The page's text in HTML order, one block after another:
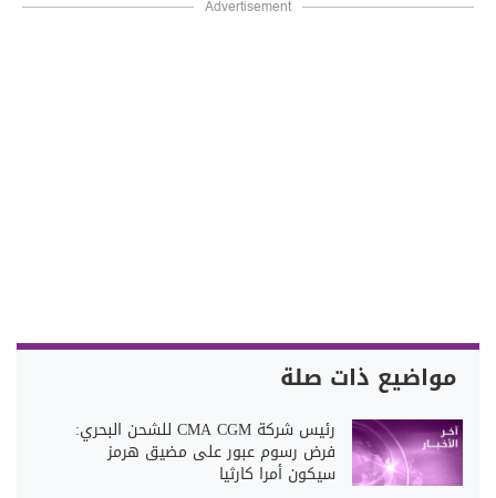
Advertisement
مواضيع ذات صلة
رئيس شركة CMA CGM للشحن البحري:
فرض رسوم عبور على مضيق هرمز
سيكون أمرا كارثيا